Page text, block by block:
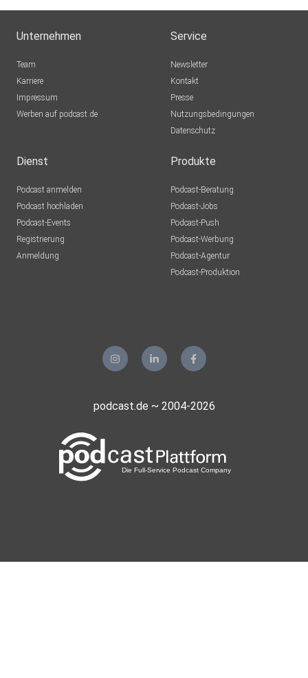
Unternehmen
Team
Karriere
Impressum
Werben auf podcast.de
Service
Newsletter
Kontakt
Presse
Nutzungsbedingungen
Datenschutz
Dienst
Podcast anmelden
Podcast hochladen
Podcast-Events
Registrierung
Anmeldung
Produkte
Podcast-Beratung
Podcast-Jobs
Podcast-Push
Podcast-Werbung
Podcast-Agentur
Podcast-Produktion
podcast.de ~ 2004-2026